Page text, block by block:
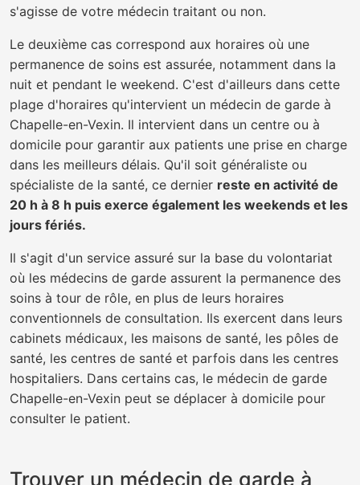
s'agisse de votre médecin traitant ou non.
Le deuxième cas correspond aux horaires où une
permanence de soins est assurée, notamment dans la
nuit et pendant le weekend. C'est d'ailleurs dans cette
plage d'horaires qu'intervient un médecin de garde à
Chapelle-en-Vexin. Il intervient dans un centre ou à
domicile pour garantir aux patients une prise en charge
dans les meilleurs délais. Qu'il soit généraliste ou
spécialiste de la santé, ce dernier reste en activité de
20 h à 8 h puis exerce également les weekends et les
jours fériés.
Il s'agit d'un service assuré sur la base du volontariat
où les médecins de garde assurent la permanence des
soins à tour de rôle, en plus de leurs horaires
conventionnels de consultation. Ils exercent dans leurs
cabinets médicaux, les maisons de santé, les pôles de
santé, les centres de santé et parfois dans les centres
hospitaliers. Dans certains cas, le médecin de garde
Chapelle-en-Vexin peut se déplacer à domicile pour
consulter le patient.
Trouver un médecin de garde à